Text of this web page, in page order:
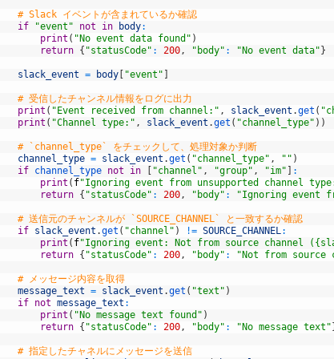
# Slack イベントが含まれているか確認
if
"event" not in body:
print ( "No event data found" )
return { "statusCode" : 200, "body" : "No event data"}
slack_event = body [ "event" ]
# 受信したチャンネル情報をログに出力
print ( "Event received from channel:" , slack_event .get (
print ( "Channel type:" , slack_event .get ( "channel_type" ) )
# `channel_type` をチェックして、処理対象か判断
channel_type = slack_event .get ( "channel_type" , "" )
if channel_type not in [ "channel" , "group" , "im" ] :
print ( f"Ignoring event from unsupported channel
return { "statusCode" : 200, "body" : "Ignoring event
# 送信元のチャンネルが `SOURCE_CHANNEL` と一致するか確認
if slack_event .get ( "channel" ) != SOURCE_CHANNEL:
print ( f"Ignoring event: Not from source channel
return { "statusCode" : 200, "body" : "Not from source
# メッセージ内容を取得
message_text = slack_event .get ( "text" )
if not message_text :
print ( "No message text found" )
return { "statusCode" : 200, "body" : "No message text"
# 指定したチャネルにメッセージを送信